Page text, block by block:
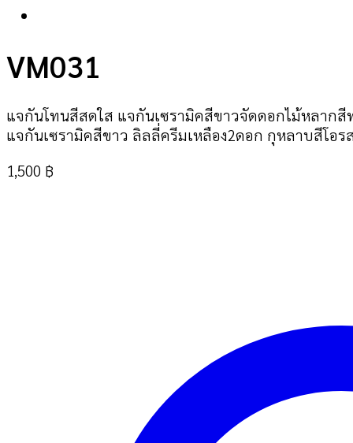
VM031
แจกันโทนสีสดใส แจกันเซรามิคสีขาวจัดดอกไม้หลาก
แจกันเซรามิคสีขาว ลิลลี่ครีมเหลือง2ดอก กุหลาบสีโอ
1,500 ฿